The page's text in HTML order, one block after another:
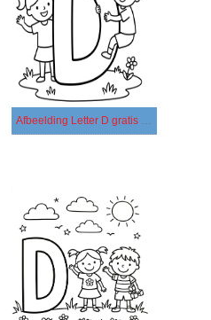
Afbeelding Letter D gratis afdrukbaar